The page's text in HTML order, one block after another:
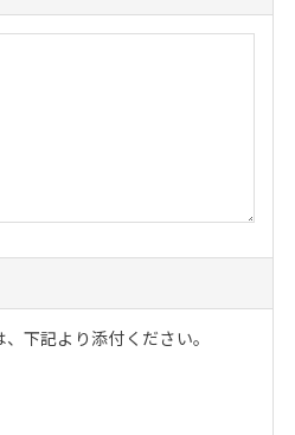
下記より添付ください。